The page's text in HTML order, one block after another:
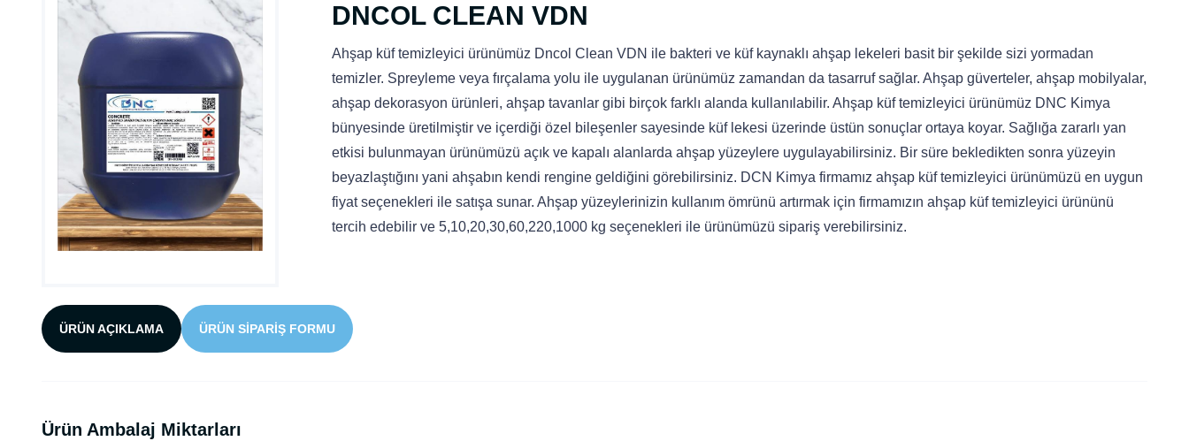
DNCOL CLEAN VDN
Ahşap küf temizleyici ürünümüz Dncol Clean VDN ile bakteri ve küf kaynaklı ahşap lekeleri basit bir şekilde sizi yormadan
temizler. Spreyleme veya fırçalama yolu ile uygulanan ürünümüz zamandan da tasarruf sağlar. Ahşap güverteler, ahşap mobilyalar,
ahşap dekorasyon ürünleri, ahşap tavanlar gibi birçok farklı alanda kullanılabilir. Ahşap küf temizleyici ürünümüz DNC Kimya
bünyesinde üretilmiştir ve içerdiği özel bileşenler sayesinde küf lekesi üzerinde üstün sonuçlar ortaya koyar. Sağlığa zararlı yan
etkisi bulunmayan ürünümüzü açık ve kapalı alanlarda ahşap yüzeylere uygulayabilirsiniz. Bir süre bekledikten sonra yüzeyin
beyazlaştığını yani ahşabın kendi rengine geldiğini görebilirsiniz. DCN Kimya firmamız ahşap küf temizleyici ürünümüzü en uygun
fiyat seçenekleri ile satışa sunar. Ahşap yüzeylerinizin kullanım ömrünü artırmak için firmamızın ahşap küf temizleyici ürününü
tercih edebilir ve 5,10,20,30,60,220,1000 kg seçenekleri ile ürünümüzü sipariş verebilirsiniz.
ÜRÜN AÇIKLAMA ÜRÜN SIPARIŞ FORMU
Ürün Ambalaj Miktarları